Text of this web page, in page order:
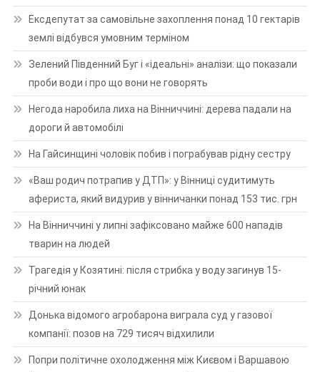
Ексдепутат за самовільне захоплення понад 10 гектарів
землі відбувся умовним терміном
Зелений Південний Буг і «ідеальні» аналізи: що показали
проби води і про що вони не говорять
Негода наробила лиха на Вінниччині: дерева падали на
дороги й автомобілі
На Гайсинщині чоловік побив і пограбував рідну сестру
«Ваш родич потрапив у ДТП»: у Вінниці судитимуть
афериста, який видурив у вінничанки понад 153 тис. грн
На Вінниччині у липні зафіксовано майже 600 нападів
тварин на людей
Трагедія у Козятині: після стрибка у воду загинув 15-
річний юнак
Донька відомого агробарона виграла суд у газової
компанії: позов на 729 тисяч відхилили
Попри політичне охолодження між Києвом і Варшавою